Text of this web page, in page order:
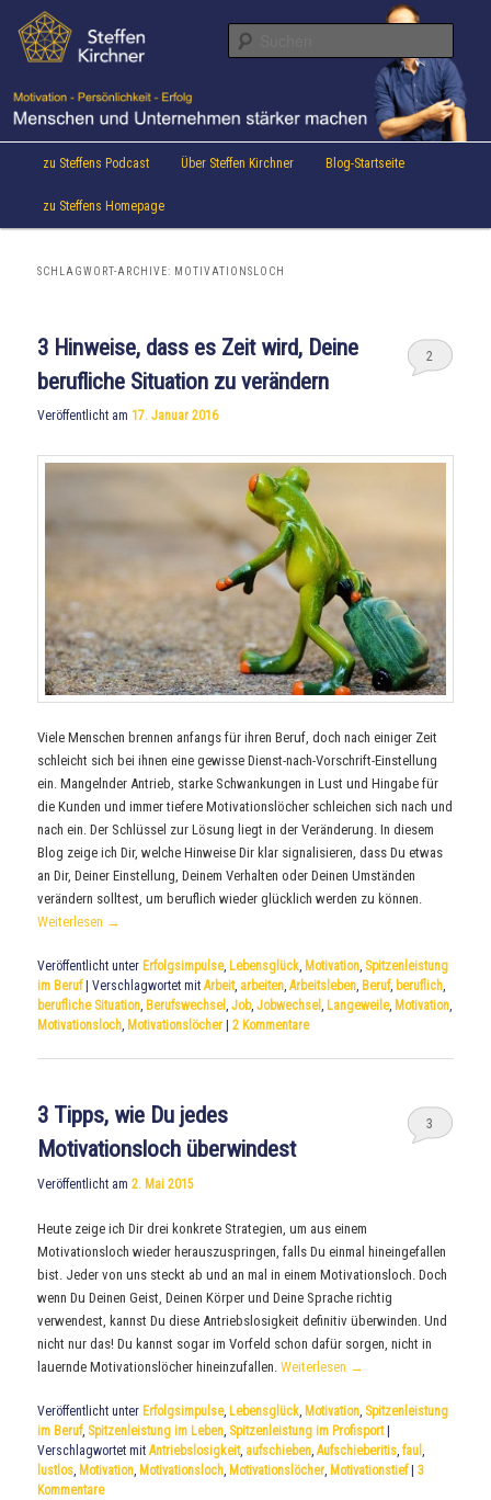
Inhalt
wechseln
sekundären
Inhalt
Steffen Kirchner Blog
Aktuelles von Speaker & Motivationstrainer Steffen Kirchner
Hauptmenü
zu Steffens Podcast Über Steffen Kirchner Blog-Startseite
zu Steffens Homepage
SCHLAGWORT-ARCHIVE: MOTIVATIONSLOCH
3 Hinweise, dass es Zeit wird, Deine
berufliche Situation zu verändern
Veröffentlicht am17. Januar 2016
2
Viele Menschen brennen anfangs für ihren Beruf, doch nach einiger Zeit
schleicht sich bei ihnen eine gewisse Dienst-nach-Vorschrift-Einstellung
ein. Mangelnder Antrieb, starke Schwankungen in Lust und Hingabe für
die Kunden und immer tiefere Motivationslöcher schleichen sich nach und
nach ein. Der Schlüssel zur Lösung liegt in der Veränderung. In diesem
Blog zeige ich Dir, welche Hinweise Dir klar signalisieren, dass Du etwas
an Dir, Deiner Einstellung, Deinem Verhalten oder Deinen Umständen
verändern solltest, um beruflich wieder glücklich werden zu können.
Weiterlesen →
Veröffentlicht unter Erfolgsimpulse, Lebensglück, Motivation, Spitzenleistung
im Beruf
|Verschlagwortet mit Arbeit, arbeiten,Arbeitsleben, Beruf, beruflich,
berufliche Situation, Berufswechsel,Job,Jobwechsel, Langeweile, Motivation,
Motivationsloch, Motivationslöcher |2 Kommentare
3 Tipps, wie Du jedes
Motivationsloch überwindest
Veröffentlicht am2. Mai 2015
3
Heute zeige ich Dir drei konkrete Strategien, um aus einem
Motivationsloch wieder herauszuspringen, falls Du einmal hineingefallen
bist. Jeder von uns steckt ab und an mal in einem Motivationsloch. Doch
wenn Du Deinen Geist, Deinen Körper und Deine Sprache richtig
verwendest, kannst Du diese Antriebslosigkeit definitiv überwinden. Und
nicht nur das! Du kannst sogar im Vorfeld schon dafür sorgen, nicht in
lauernde Motivationslöcher hineinzufallen.Weiterlesen →
Veröffentlicht unter Erfolgsimpulse, Lebensglück, Motivation, Spitzenleistung
im Beruf, Spitzenleistung im Leben, Spitzenleistung im Profisport
Verschlagwortet mit Antriebslosigkeit, aufschieben,Aufschieberitis,faul,
lustlos, Motivation, Motivationsloch, Motivationslöcher, Motivationstief |3
Kommentare